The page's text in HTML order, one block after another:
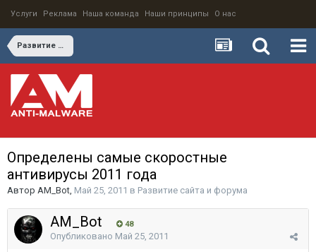
Услуги Реклама Наша команда Наши принципы О нас
Развитие сайта и форума
Определены самые скоростные
антивирусы 2011 года
Автор AM_Bot, Май 25, 2011 в Развитие сайта и форума
AM_Bot 48
Опубликовано Май 25, 2011